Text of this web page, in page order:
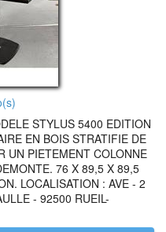
STYLUS 5400 EDITION
EN BOIS STRATIFIE DE
UN PIETEMENT COLONNE
76 X 89,5 X 89,5
LOCALISATION : AVE - 2
- 92500 RUEIL-